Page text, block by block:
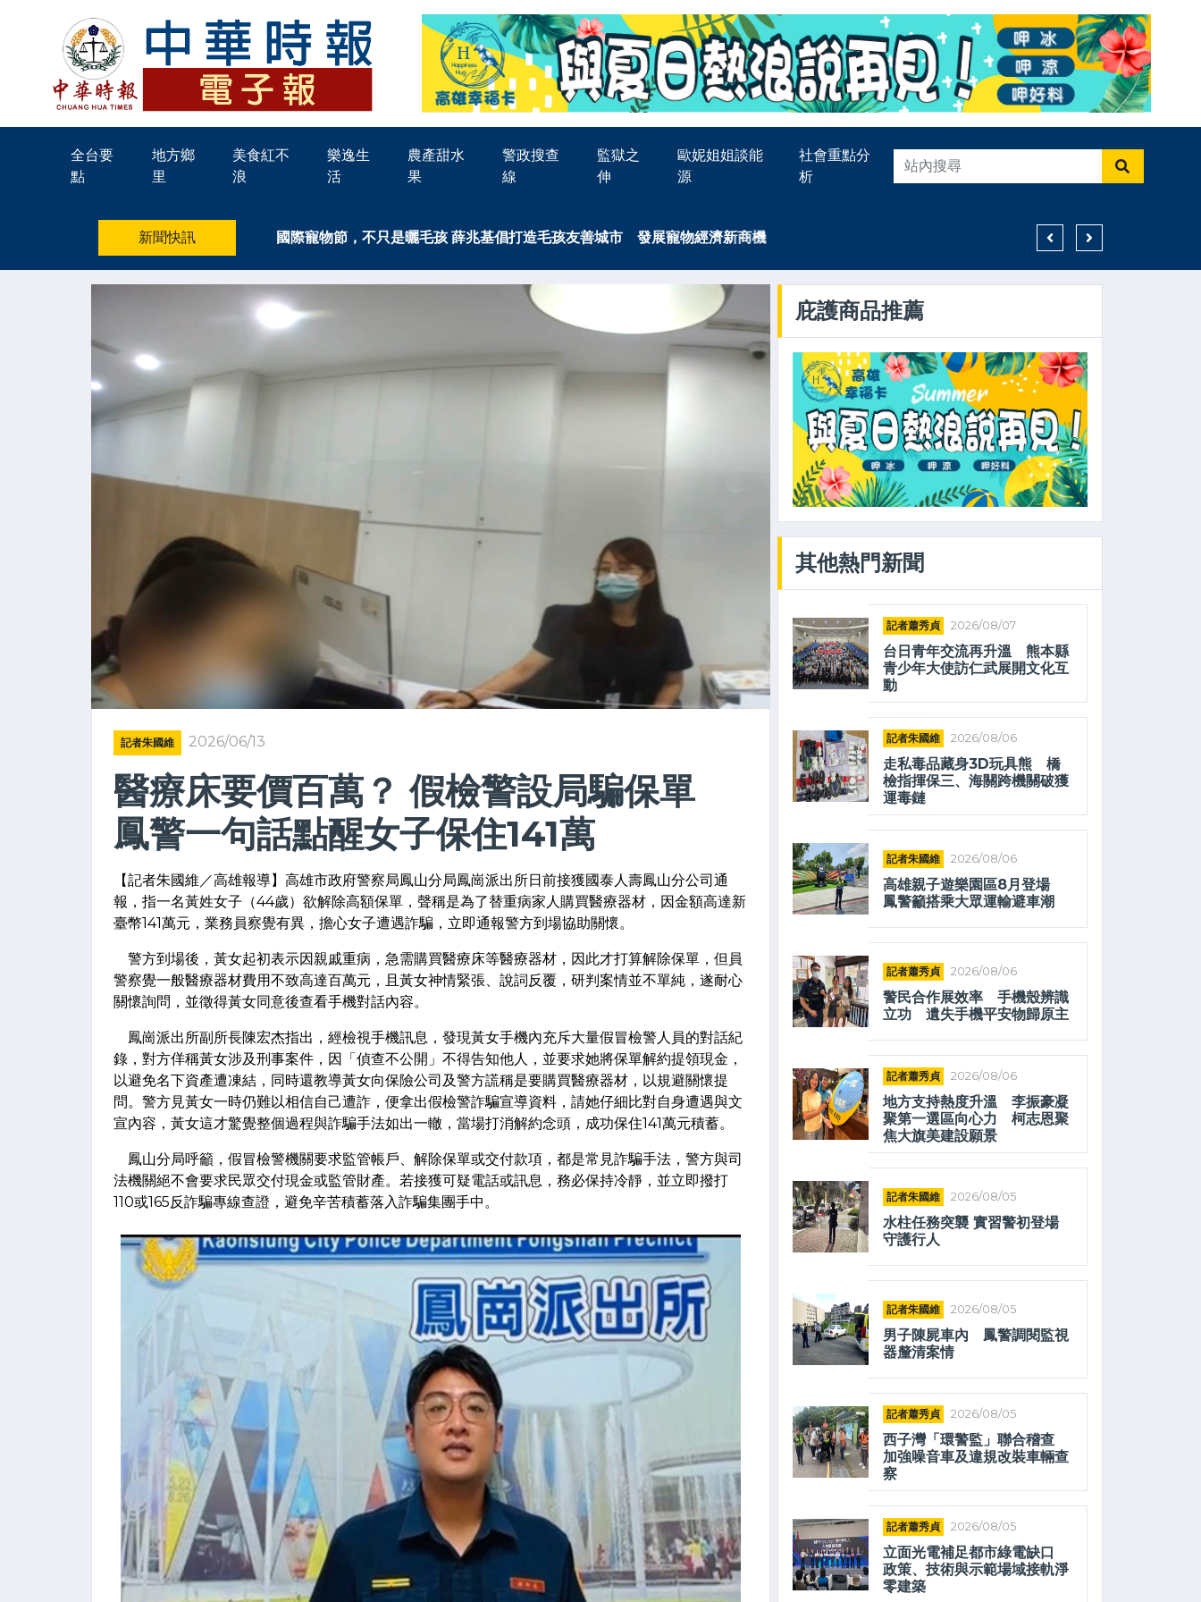
全台要
點
地方鄉
里
美食紅不
浪
樂逸生
活
農產甜水
果
警政搜查
線
監獄之
伸
歐妮姐姐談能
源
社會重點分
析
新聞快訊 國際寵物節，不只是曬毛孩 薛兆基倡打造毛孩友善城市 發展寵物經濟新商機 高雄親子遊樂園區8月登
記者朱國維 2026/06/13
醫療床要價百萬？ 假檢警設局騙保單
鳳警一句話點醒女子保住141萬
【記者朱國維／高雄報導】高雄市政府警察局鳳山分局鳳崗派出所日前接獲國泰人壽鳳山分公司通
報，指一名黃姓女子（44歲）欲解除高額保單，聲稱是為了替重病家人購買醫療器材，因金額高達新
臺幣141萬元，業務員察覺有異，擔心女子遭遇詐騙，立即通報警方到場協助關懷。
警方到場後，黃女起初表示因親戚重病，急需購買醫療床等醫療器材，因此才打算解除保單，但員
警察覺一般醫療器材費用不致高達百萬元，且黃女神情緊張、說詞反覆，研判案情並不單純，遂耐心
關懷詢問，並徵得黃女同意後查看手機對話內容。
鳳崗派出所副所長陳宏杰指出，經檢視手機訊息，發現黃女手機內充斥大量假冒檢警人員的對話紀
錄，對方佯稱黃女涉及刑事案件，因「偵查不公開」不得告知他人，並要求她將保單解約提領現金，
以避免名下資產遭凍結，同時還教導黃女向保險公司及警方謊稱是要購買醫療器材，以規避關懷提
問。警方見黃女一時仍難以相信自己遭詐，便拿出假檢警詐騙宣導資料，請她仔細比對自身遭遇與文
宣內容，黃女這才驚覺整個過程與詐騙手法如出一轍，當場打消解約念頭，成功保住141萬元積蓄。
鳳山分局呼籲，假冒檢警機關要求監管帳戶、解除保單或交付款項，都是常見詐騙手法，警方與司
法機關絕不會要求民眾交付現金或監管財產。若接獲可疑電話或訊息，務必保持冷靜，並立即撥打
110或165反詐騙專線查證，避免辛苦積蓄落入詐騙集團手中。
庇護商品推薦
其他熱門新聞
記者蕭秀貞 2026/08/07
台日青年交流再升溫 熊本縣
青少年大使訪仁武展開文化互
動
記者朱國維 2026/08/06
走私毒品藏身3D玩具熊 橋
檢指揮保三、海關跨機關破獲
運毒鏈
記者朱國維 2026/08/06
高雄親子遊樂園區8月登場
鳳警籲搭乘大眾運輸避車潮
記者蕭秀貞 2026/08/06
警民合作展效率 手機殼辨識
立功 遺失手機平安物歸原主
記者蕭秀貞 2026/08/06
地方支持熱度升溫 李振豪凝
聚第一選區向心力 柯志恩聚
焦大旗美建設願景
記者朱國維 2026/08/05
水柱任務突襲 實習警初登場
守護行人
記者朱國維 2026/08/05
男子陳屍車內 鳳警調閱監視
器釐清案情
記者蕭秀貞 2026/08/05
西子灣「環警監」聯合稽查
加強噪音車及違規改裝車輛查
察
記者蕭秀貞 2026/08/05
立面光電補足都市綠電缺口
政策、技術與示範場域接軌淨
零建築